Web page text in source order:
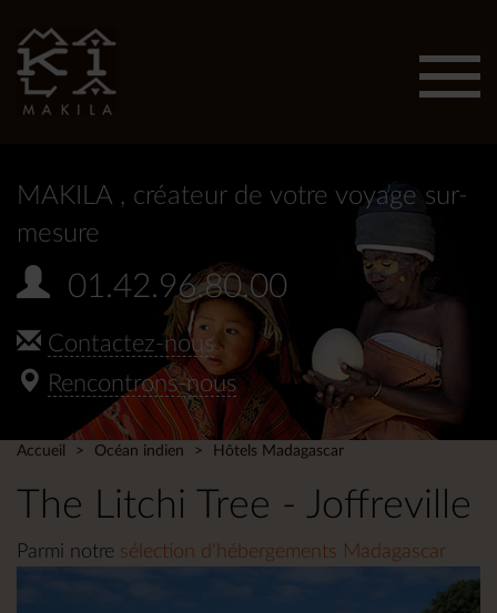
MAKILA , créateur de votre voyage sur-
mesure
01.42.96.80.00
Contactez-nous
Rencontrons-nous
Accueil Océan indien Hôtels Madagascar
The Litchi Tree - Joffreville
Parmi notre sélection d'hébergements Madagascar